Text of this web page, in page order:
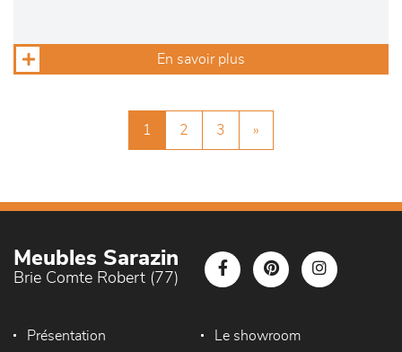
En savoir plus
1 2 3 »
Meubles Sarazin
Brie Comte Robert (77)
Présentation Le showroom